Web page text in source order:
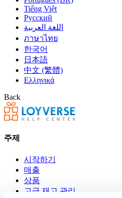
Tiếng Việt
Русский
اللغة العربية
ภาษาไทย
한국어
日本語
中文 (繁體)
Ελληνικά
Back
주제
시작하기
매출
상품
고급 재고 관리